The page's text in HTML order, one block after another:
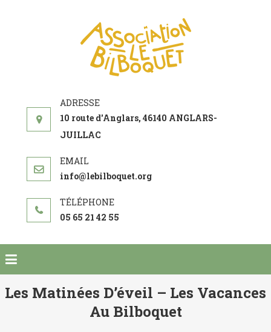
10 route d'Anglars, 46140 ANGLARS-
JUILLAC
info@lebilboquet.org
05 65 21 42 55
Les Matinées D’éveil – Les Vacances
Au Bilboquet